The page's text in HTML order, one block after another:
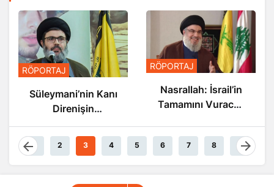
RÖPORTAJ
Süleymani’nin Kanı
Direnişin
Damarlarında
Akıyor
RÖPORTAJ
Nasrallah: İsrail’in
Tamamını Vuracak
1 2 3 4 5 6 7 8 9